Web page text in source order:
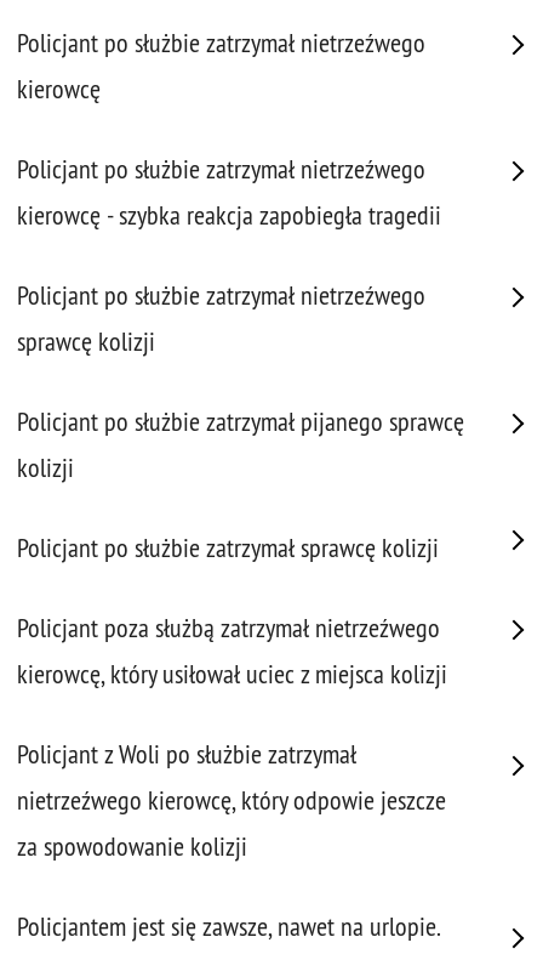
Policjant po służbie zatrzymał nietrzeźwego
kierowcę
Policjant po służbie zatrzymał nietrzeźwego
kierowcę - szybka reakcja zapobiegła tragedii
Policjant po służbie zatrzymał nietrzeźwego
sprawcę kolizji
Policjant po służbie zatrzymał pijanego sprawcę
kolizji
Policjant po służbie zatrzymał sprawcę kolizji
Policjant poza służbą zatrzymał nietrzeźwego
kierowcę, który usiłował uciec z miejsca kolizji
Policjant z Woli po służbie zatrzymał
nietrzeźwego kierowcę, który odpowie jeszcze
za spowodowanie kolizji
Policjantem jest się zawsze, nawet na urlopie.